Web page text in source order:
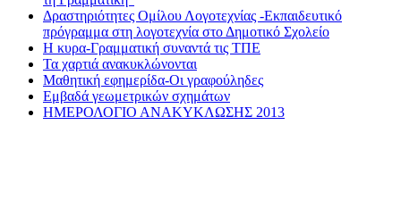
Δραστηριότητες Ομίλου Λογοτεχνίας -Εκπαιδευτικό
πρόγραμμα στη λογοτεχνία στο Δημοτικό Σχολείο
Η κυρα-Γραμματική συναντά τις ΤΠΕ
Τα χαρτιά ανακυκλώνονται
Μαθητική εφημερίδα-Οι γραφούληδες
Εμβαδά γεωμετρικών σχημάτων
ΗΜΕΡΟΛΟΓΙΟ ΑΝΑΚΥΚΛΩΣΗΣ 2013